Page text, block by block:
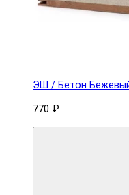
ЭШ / Бетон
770 ₽